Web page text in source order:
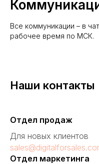
Все коммуникации – в
рабочее время по МСК.
Наши контакты
Отдел продаж
Для новых клиентов
Отдел маркетинга